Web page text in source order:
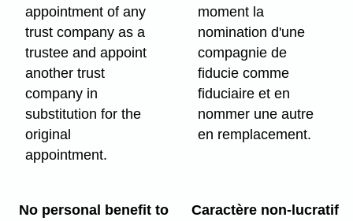
appointment of any
trust company as a
trustee and appoint
another trust
company in
substitution for the
original
appointment.
moment la
nomination d'une
compagnie de
fiducie comme
fiduciaire et en
nommer une autre
en remplacement.
No personal benefit to
Caractère non-lucratif